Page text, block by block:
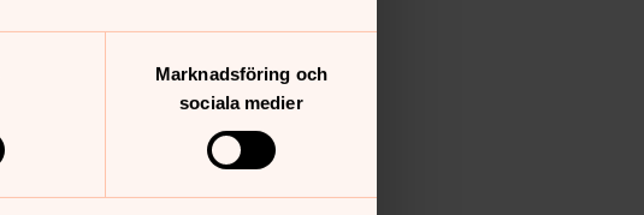
Marknadsföring och
sociala medier